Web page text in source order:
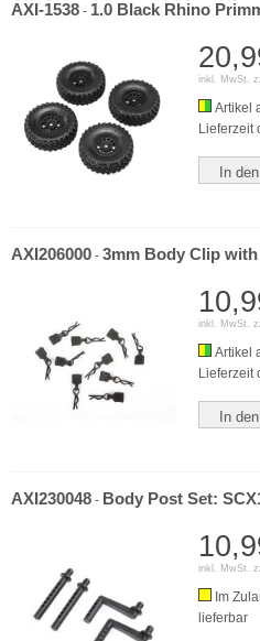
AXI-1538 - 1.0 Black Rhino
inkl. MwSt.
Artikel
Lieferzeit
In
AXI206000 - 3mm Body Clip with
inkl. MwSt.
Artikel
Lieferzeit
In
AXI230048 - Body Post Set:
inkl. MwSt.
Im
lieferbar